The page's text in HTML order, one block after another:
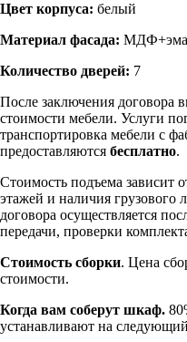
Цвет корпуса: белый
Материал фасада:
Количество дверей: 7
После заключения договора
стоимости мебели. Услуги
транспортировка мебели с
предоставляются бесплатно.
Стоимость подъема зависит
этажей и наличия грузового
договора осуществляется
передачи, проверки
Стоимость сборки. Цена
стоимости.
Когда вам соберут шкаф.
устанавливают на